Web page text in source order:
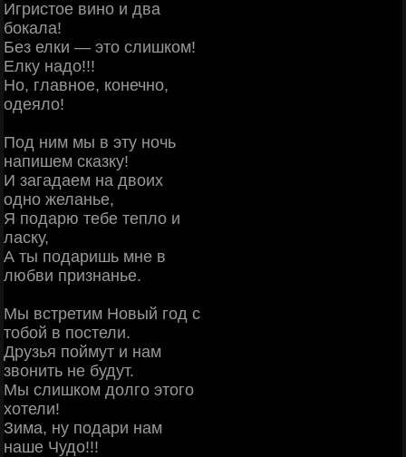
Игристое вино и два
бокала!
Без елки — это слишком!
Елку надо!!!
Но, главное, конечно,
одеяло!
Под ним мы в эту ночь
напишем сказку!
И загадаем на двоих
одно желанье,
Я подарю тебе тепло и
ласку,
А ты подаришь мне в
любви признанье.
Мы встретим Новый год с
тобой в постели.
Друзья поймут и нам
звонить не будут.
Мы слишком долго этого
хотели!
Зима, ну подари нам
наше Чудо!!!